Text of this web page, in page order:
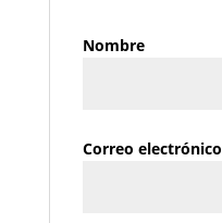
Nombre
Correo electrónico